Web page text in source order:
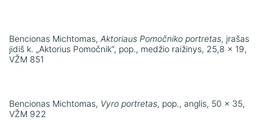
Bencionas Michtomas, Aktoriaus Pomočniko portretas, įrašas
jidiš k. „Aktorius Pomočnik“, pop., medžio raižinys, 25,8 x 19,
VŽM 851
Bencionas Michtomas, Vyro portretas, pop., anglis, 50 x 35,
VŽM 922